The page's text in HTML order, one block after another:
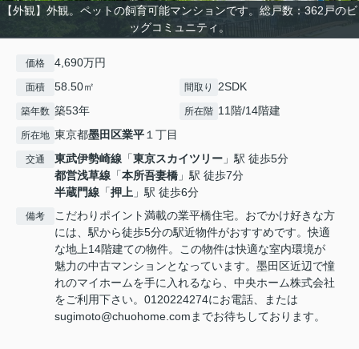
【外観】外観。ペットの飼育可能マンションです。総戸数：362戸のビ
ッグコミュニティ。
価格 4,690万円
面積 58.50㎡ 間取り 2SDK
築年数 築53年 所在階 11階/14階建
所在地 東京都墨田区業平１丁目
交通 東武伊勢崎線 「東京スカイツリー 」駅 徒歩5分
都営浅草線 「本所吾妻橋 」駅 徒歩7分
半蔵門線 「押上 」駅 徒歩6分
備考
こだわりポイント満載の業平橋住宅。おでかけ好きな方
には、駅から徒歩5分の駅近物件がおすすめです。快適
な地上14階建ての物件。この物件は快適な室内環境が
魅力の中古マンションとなっています。墨田区近辺で憧
れのマイホームを手に入れるなら、中央ホーム株式会社
をご利用下さい。0120224274にお電話、または
sugimoto@chuohome.comまでお待ちしております。